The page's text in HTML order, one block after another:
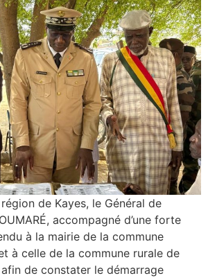
de Kayes, le Général de
accompagné d’une forte
à la mairie de la commune
à celle de la commune rurale de
de constater le démarrage